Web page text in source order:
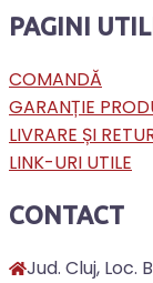
PAGINI
COMANDĂ
GARANȚIE
LIVRARE ȘI
LINK-URI UTILE
CONTACT
Jud. Cluj, Loc.